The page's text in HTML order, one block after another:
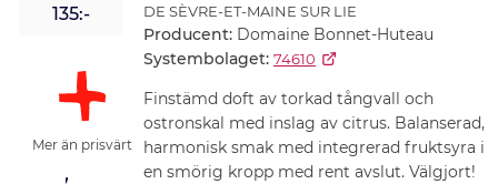
135:-
Mer än prisvärt
DE SÈVRE-ET-MAINE SUR LIE
Producent: Domaine Bonnet-Huteau
Systembolaget: 74610
Finstämd doft av torkad tångvall och
ostronskal med inslag av citrus. Balanserad,
harmonisk smak med integrerad fruktsyra i
en smörig kropp med rent avslut. Välgjort!